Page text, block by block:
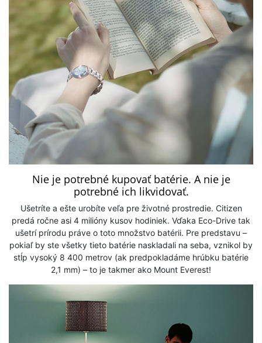
Nie je potrebné kupovať batérie. A nie je
potrebné ich likvidovať.
Ušetríte a ešte urobíte veľa pre životné prostredie. Citizen
predá ročne asi 4 milióny kusov hodiniek. Vďaka Eco-Drive tak
ušetrí prírodu práve o toto množstvo batérii. Pre predstavu –
pokiaľ by ste všetky tieto batérie naskladali na seba, vznikol by
stĺp vysoký 8 400 metrov (ak predpokladáme hrúbku batérie
2,1 mm) – to je takmer ako Mount Everest!